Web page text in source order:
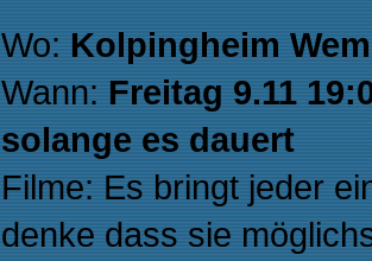
Wo: Kolpingheim
Wann: Freitag 9.11
solange es dauert
Filme: Es bringt jeder
denke dass sie